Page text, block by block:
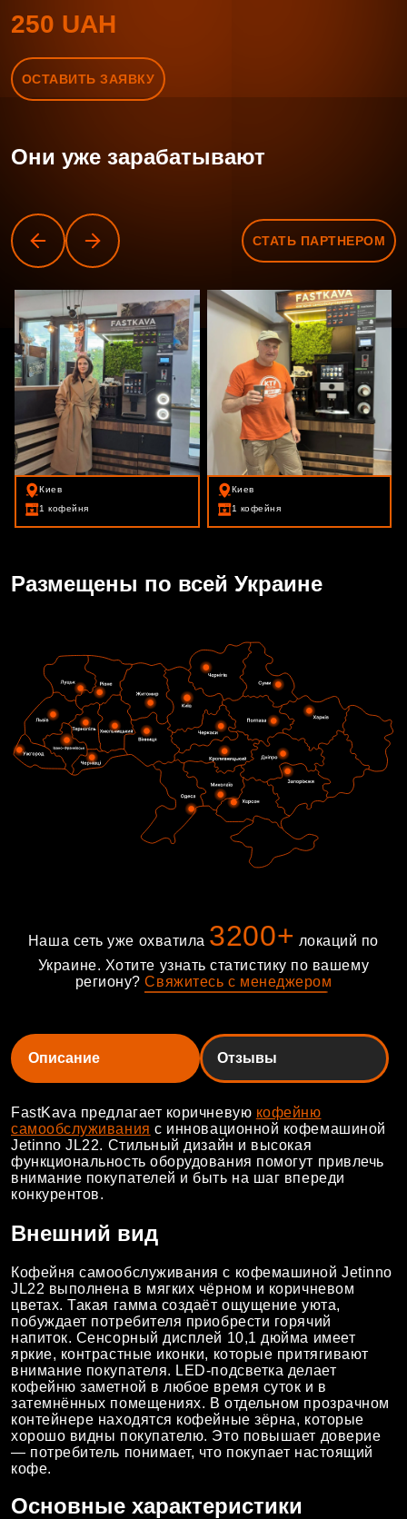
250 UAH
ОСТАВИТЬ ЗАЯВКУ
Они уже зарабатывают
СТАТЬ ПАРТНЕРОМ
Киев
1 кофейня
Киев
1 кофейня
Размещены по всей Украине
Наша сеть уже охватила 3200+ локаций по
Украине. Хотите узнать статистику по вашему
региону?Свяжитесь с менеджером
Описание Отзывы
FastKava предлагает коричневую кофейню
самообслуживания с инновационной кофемашиной
Jetinno JL22. Стильный дизайн и высокая
функциональность оборудования помогут привлечь
внимание покупателей и быть на шаг впереди
конкурентов.
Внешний вид
Кофейня самообслуживания с кофемашиной Jetinno
JL22 выполнена в мягких чёрном и коричневом
цветах. Такая гамма создаёт ощущение уюта,
побуждает потребителя приобрести горячий
напиток. Сенсорный дисплей 10,1 дюйма имеет
яркие, контрастные иконки, которые притягивают
внимание покупателя. LED-подсветка делает
кофейню заметной в любое время суток и в
затемнённых помещениях. В отдельном прозрачном
контейнере находятся кофейные зёрна, которые
хорошо видны покупателю. Это повышает доверие
— потребитель понимает, что покупает настоящий
кофе.
Основные характеристики